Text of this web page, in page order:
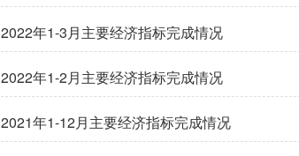
2022年1-3月主要经济指标完成情况
2022年1-2月主要经济指标完成情况
2021年1-12月主要经济指标完成情况